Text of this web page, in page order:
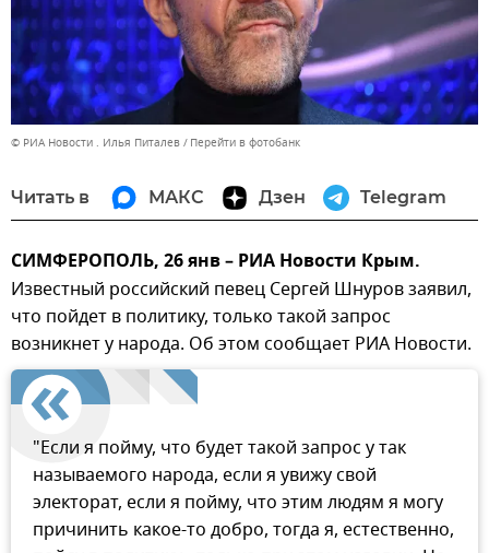
© РИА Новости . Илья Питалев Перейти в фотобанк
Читать в МАКС Дзен Telegram
СИМФЕРОПОЛЬ, 26 янв – РИА Новости Крым.
Известный российский певец Сергей Шнуров заявил,
что пойдет в политику, только такой запрос
возникнет у народа. Об этом сообщает РИА Новости.
"Если я пойму, что будет такой запрос у так
называемого народа, если я увижу свой
электорат, если я пойму, что этим людям я могу
причинить какое-то добро, тогда я, естественно,